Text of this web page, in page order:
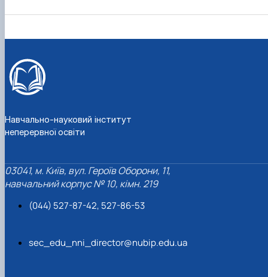
Навчально-науковий інститут
неперервної освіти
03041, м. Київ, вул. Героїв Оборони, 11,
навчальний корпус № 10, кімн. 219
(044) 527-87-42, 527-86-53
sec_edu_nni_director@nubip.edu.ua